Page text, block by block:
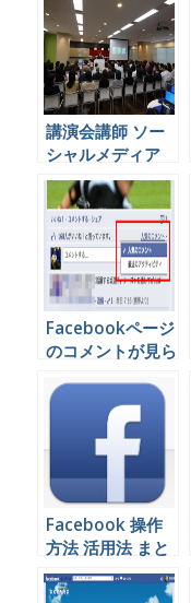
講演会講師 ソー
シャルメディア
Facebookページ
のコメントが見ら
が変わってます。
Facebook 操作
方法 活用法 まと
め